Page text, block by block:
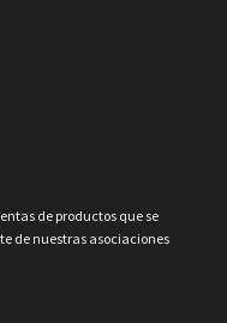
de productos que se
de nuestras asociaciones